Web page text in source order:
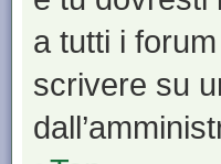
a tutti i
scrivere su